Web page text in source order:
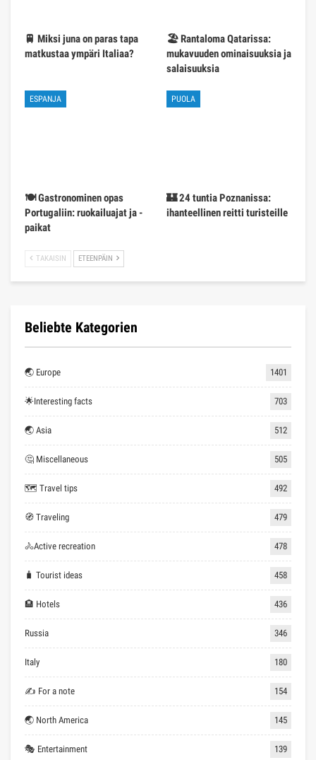
🚆 Miksi juna on paras tapa
matkustaa ympäri Italiaa?
🏖️ Rantaloma Qatarissa:
mukavuuden ominaisuuksia ja
salaisuuksia
ESPANJA
🍽️ Gastronominen opas
Portugaliin: ruokailuajat ja -
paikat
PUOLA
🏰 24 tuntia Poznanissa:
ihanteellinen reitti turisteille
TAKAISIN ETEENPÄIN
Beliebte Kategorien
🌏 Europe 1401
🌟Interesting facts 703
🌏 Asia 512
🤔 Miscellaneous 505
🗺 Travel tips 492
🧭 Traveling 479
🚴Active recreation 478
🧳 Tourist ideas 458
🏨 Hotels 436
Russia 346
Italy 180
✍ For a note 154
🌏 North America 145
🎭 Entertainment 139